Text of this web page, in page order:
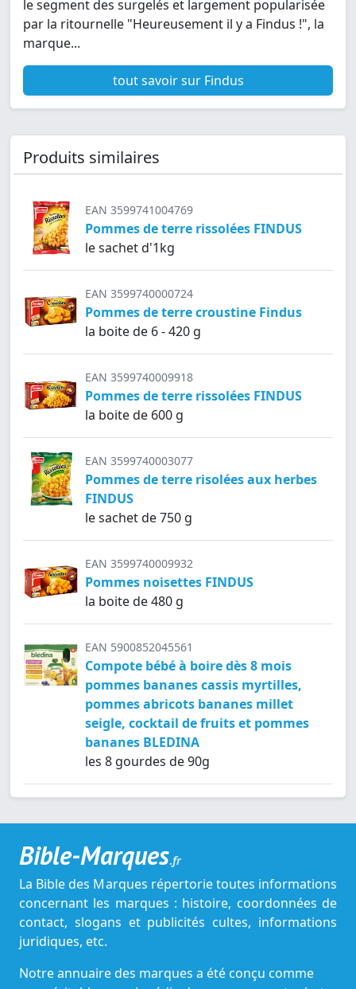
le segment des surgelés et largement popularisée
par la ritournelle "Heureusement il y a Findus !", la
marque...
tout savoir sur Findus
Produits similaires
EAN 3599741004769
Pommes de terre rissolées FINDUS
le sachet d'1kg
EAN 3599740000724
Pommes de terre croustine Findus
la boite de 6 - 420 g
EAN 3599740009918
Pommes de terre rissolées FINDUS
la boite de 600 g
EAN 3599740003077
Pommes de terre risolées aux herbes
FINDUS
le sachet de 750 g
EAN 3599740009932
Pommes noisettes FINDUS
la boite de 480 g
EAN 5900852045561
Compote bébé à boire dès 8 mois
pommes bananes cassis myrtilles,
pommes abricots bananes millet
seigle, cocktail de fruits et pommes
bananes BLEDINA
les 8 gourdes de 90g
Bible-Marques.fr
La Bible des Marques répertorie toutes informations
concernant les marques : histoire, coordonnées de
contact, slogans et publicités cultes, informations
juridiques, etc.
Notre annuaire des marques a été conçu comme